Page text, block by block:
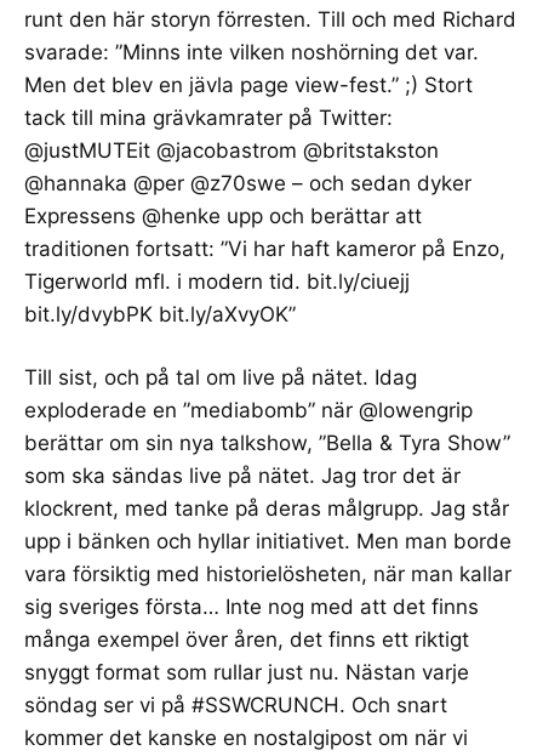
runt den här storyn förresten. Till och med Richard
svarade: ”Minns inte vilken noshörning det var.
Men det blev en jävla page view-fest.” ;) Stort
tack till mina grävkamrater på Twitter:
@justMUTEit @jacobastrom @britstakston
@hannaka @per @z70swe – och sedan dyker
Expressens @henke upp och berättar att
traditionen fortsatt: ”Vi har haft kameror på Enzo,
Tigerworld mfl. i modern tid. bit.ly/ciuejj
bit.ly/dvybPK bit.ly/aXvyOK”
Till sist, och på tal om live på nätet. Idag
exploderade en ”mediabomb” när @lowengrip
berättar om sin nya talkshow, ”Bella & Tyra Show”
som ska sändas live på nätet. Jag tror det är
klockrent, med tanke på deras målgrupp. Jag står
upp i bänken och hyllar initiativet. Men man borde
vara försiktig med historielösheten, när man kallar
sig sveriges första… Inte nog med att det finns
många exempel över åren, det finns ett riktigt
snyggt format som rullar just nu. Nästan varje
söndag ser vi på #SSWCRUNCH. Och snart
kommer det kanske en nostalgipost om när vi